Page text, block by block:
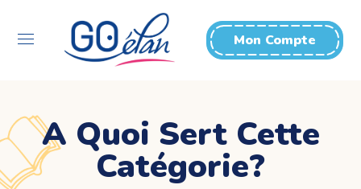
Mon Compte
A Quoi Sert Cette
Catégorie?